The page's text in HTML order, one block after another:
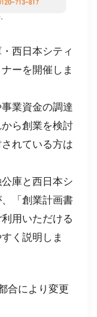
西日本シティ
ーを開催しま
業資金の調達
ら創業を検討
れている方は
庫と西日本シ
「創業計画書
用いただける
く説明しま
合により変更